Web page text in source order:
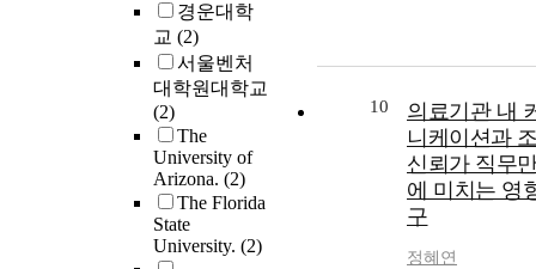
경운대학
교 (2)
서울벤처
대학원대학교
(2)
The
University of
Arizona. (2)
The Florida
State
University. (2)
10
의료기관 내
니케이션과
신뢰가 직무
에 미치는 영
구
정혜연